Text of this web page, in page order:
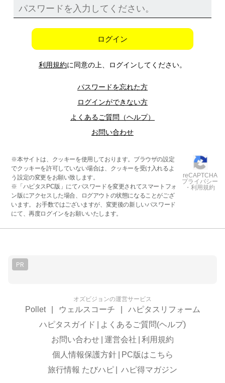
ログイン
利用規約に同意の上、ログインしてください。
パスワードを忘れた方
ログインができない方
よくあるご質問（ヘルプ）
お問い合わせ
※本サイトは、クッキーを使用しております。ブラウザの設定
でクッキーを許可していない場合は、クッキーを受け入れるよ
う設定の変更をお願い致します。
※「ハピタスPC版」にてパスワードを変更されてスマートフォ
ン版にアクセスした場合、ログアウトの状態になることがござ
います。 お手数ではございますが、変更後の新しいパスワード
にて、再度ログインをお願いいたします。
reCAPTCHA
プライバシー
・利用規約
PR
オズビジョンの運営サービス
Pollet ウェルスコーチ
ハピタスリフォーム
ハピタスガイド
よくあるご質問(ヘルプ)
お問い合わせ 運営会社
利用規約
個人情報保護方針
PC版はこちら
旅行情報 たびハピ
ハピ得マガジン